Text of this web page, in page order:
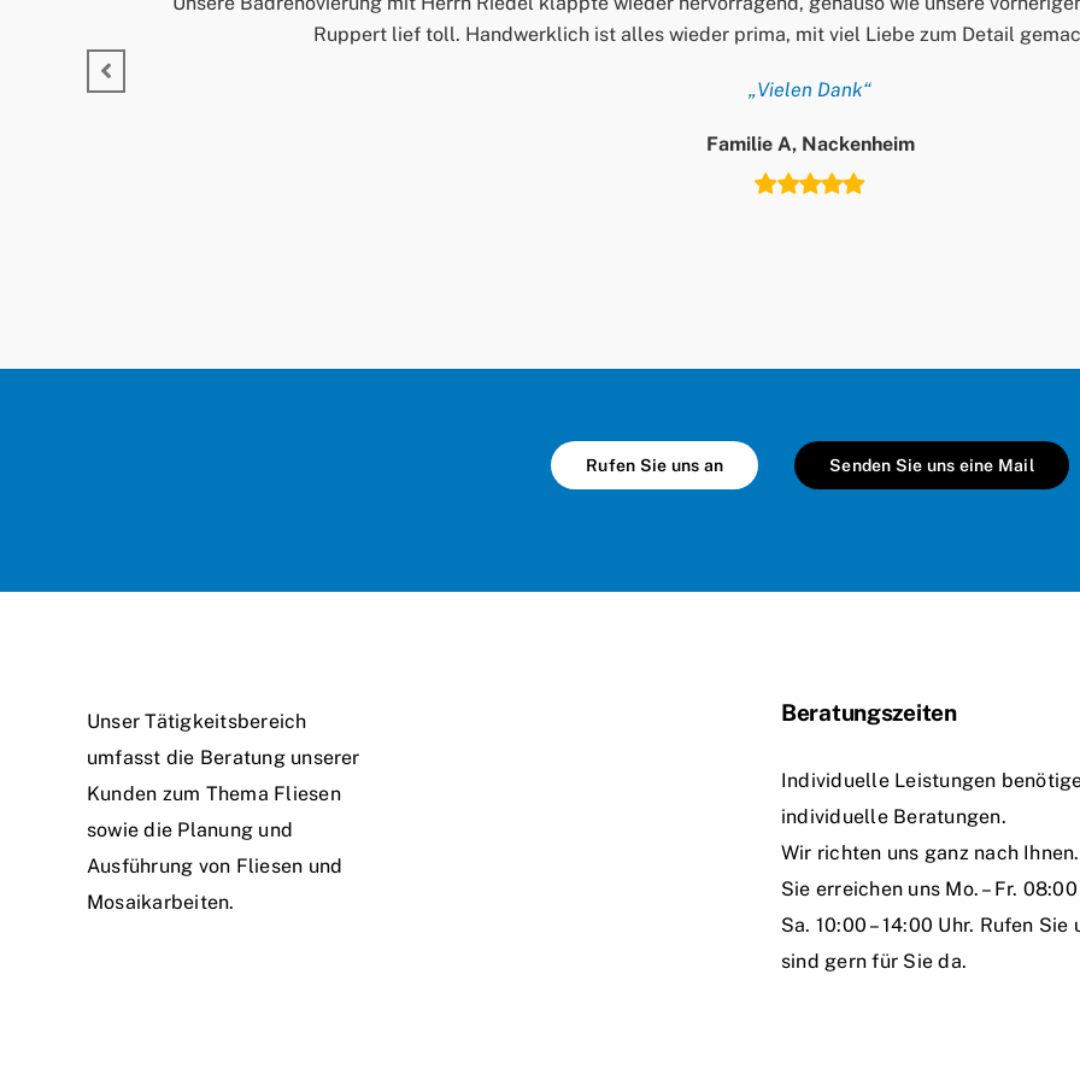
Ruppert lief toll. Handwerklich ist alles wieder prima, mit viel Liebe zum Detail
„Vielen Dank“
Familie A, Nackenheim
Rufen Sie uns an Senden Sie uns eine Mail
Unser Tätigkeitsbereich
umfasst die Beratung unserer
Kunden zum Thema Fliesen
sowie die Planung und
Ausführung von Fliesen und
Mosaikarbeiten.
Beratungszeiten
Individuelle Leistungen
individuelle Beratungen.
Wir richten uns ganz nach Ihnen.
Sie erreichen uns Mo. – Fr. 08:00
Sa. 10:00 – 14:00 Uhr. Rufen Sie
sind gern für Sie da.